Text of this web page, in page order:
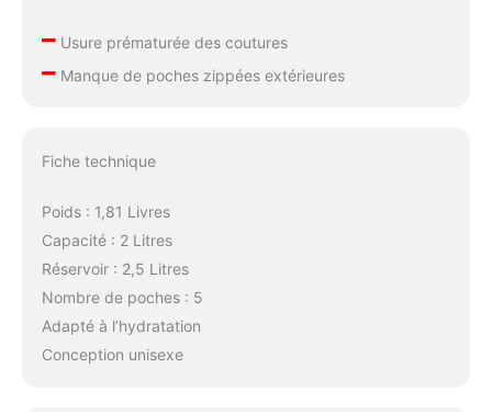
–Usure prématurée des coutures
–Manque de poches zippées extérieures
Fiche technique
Poids : 1,81 Livres
Capacité : 2 Litres
Réservoir : 2,5 Litres
Nombre de poches : 5
Adapté à l’hydratation
Conception unisexe